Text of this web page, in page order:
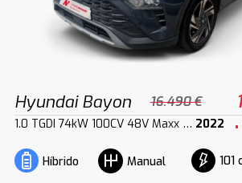
Hyundai Bayon 16.490 €
1.0 TGDI 74kW 100CV 48V Maxx DCT 2022
Híbrido Manual 101